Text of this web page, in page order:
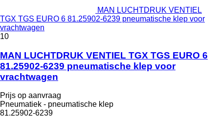
MAN LUCHTDRUK VENTIEL
TGX TGS EURO 6 81.25902-6239 pneumatische klep voor
vrachtwagen
10
MAN LUCHTDRUK VENTIEL TGX TGS EURO 6
81.25902-6239 pneumatische klep voor
vrachtwagen
Prijs op aanvraag
Pneumatiek - pneumatische klep
81.25902-6239